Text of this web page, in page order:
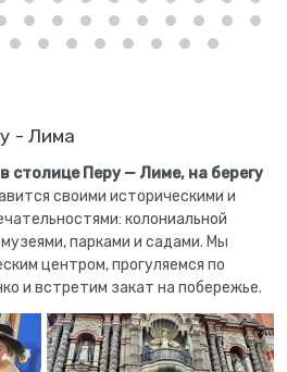
- Лима
столице Перу — Лиме, на берегу
своими историческими и
колониальной
парками и садами. Мы
центром, прогуляемся по
и встретим закат на побережье.